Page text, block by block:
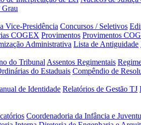
Grau
Vice-Presidência Concursos / Seletivos
COGEX Provimentos Provimentos
Administrativa Lista de Antiguidade
do Tribunal Assentos Regimentais
do Estaduais Compêndio de
de Identidade Relatórios de Gestão TJ
Coordenadoria da Infância e